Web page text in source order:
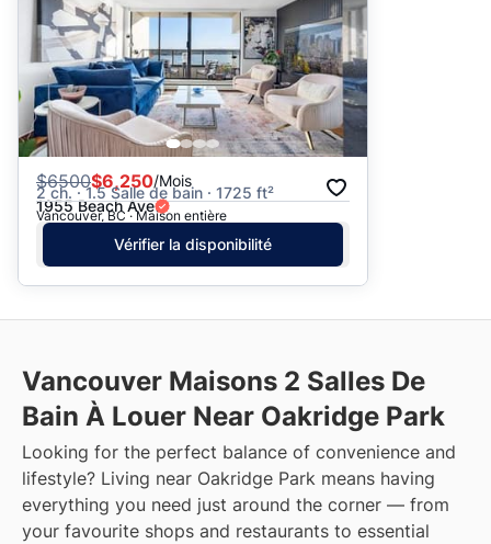
$6500$6,250/Mois
2 ch. · 1.5 Salle de bain · 1725 ft²
1955 Beach Ave
Vancouver, BC · Maison entière
Vérifier la disponibilité
Vancouver Maisons 2 Salles De
Bain À Louer Near Oakridge Park
Looking for the perfect balance of convenience and
lifestyle? Living near Oakridge Park means having
everything you need just around the corner — from
your favourite shops and restaurants to essential